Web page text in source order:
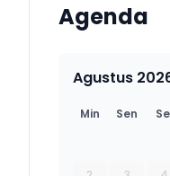
Agenda
Agustus
Min Sen